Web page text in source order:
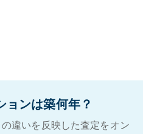
ョンは築何年？
違いを反映した査定をオン